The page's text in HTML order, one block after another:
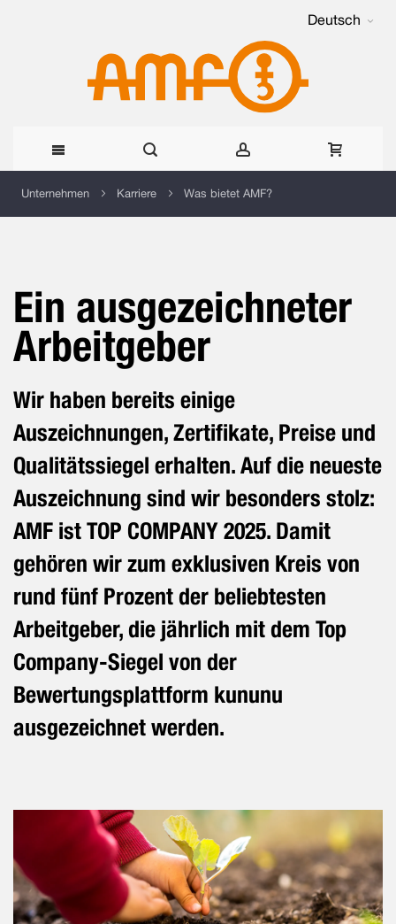
Deutsch
Direkt
Unternehmen Karriere Was bietet AMF?
Ein ausgezeichneter
Arbeitgeber
Wir haben bereits einige
Auszeichnungen, Zertifikate, Preise und
Qualitätssiegel erhalten. Auf die neueste
Auszeichnung sind wir besonders stolz:
AMF ist TOP COMPANY 2025. Damit
gehören wir zum exklusiven Kreis von
rund fünf Prozent der beliebtesten
Arbeitgeber, die jährlich mit dem Top
Company-Siegel von der
Bewertungsplattform kununu
ausgezeichnet werden.